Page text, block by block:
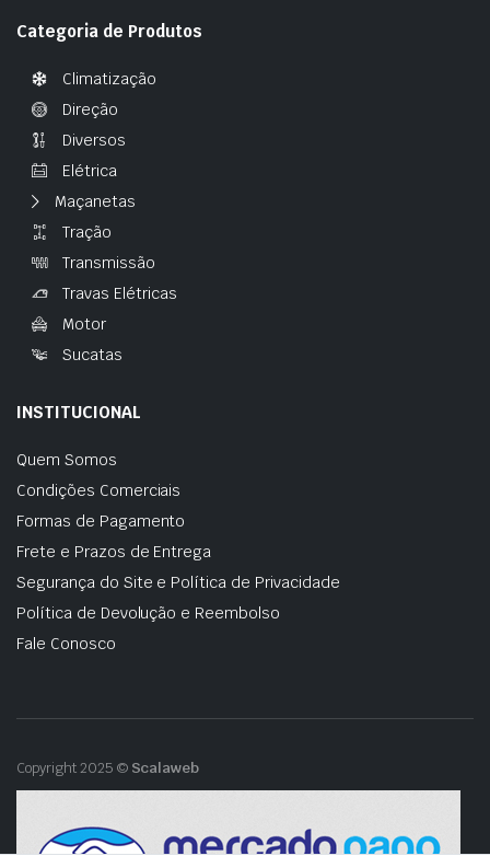
Categoria de Produtos
Climatização
Direção
Diversos
Elétrica
Maçanetas
Tração
Transmissão
Travas Elétricas
Motor
Sucatas
INSTITUCIONAL
Quem Somos
Condições Comerciais
Formas de Pagamento
Frete e Prazos de Entrega
Segurança do Site e Política de Privacidade
Política de Devolução e Reembolso
Fale Conosco
Copyright 2025 © Scalaweb